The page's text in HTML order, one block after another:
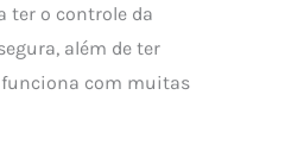
ter o controle da
além de ter
com muitas